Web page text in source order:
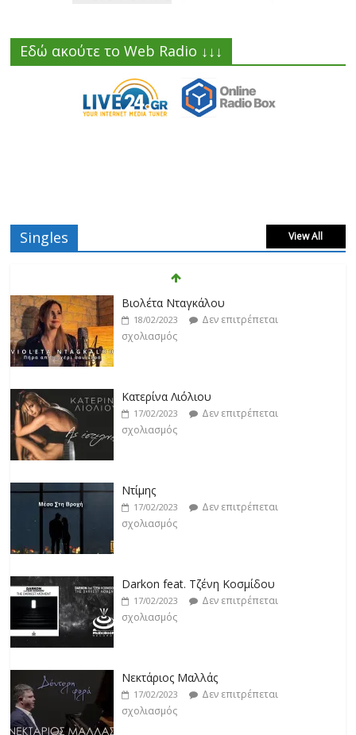
Εδώ ακούτε το Web Radio ↓↓↓
Singles View All
Βιολέτα Νταγκάλου
18/02/2023
Δεν επιτρέπεται
σχολιασμός
Κατερίνα Λιόλιου
17/02/2023
Δεν επιτρέπεται
σχολιασμός
Ντίμης
17/02/2023
Δεν επιτρέπεται
σχολιασμός
Darkon feat. Τζένη Κοσμίδου
17/02/2023
Δεν επιτρέπεται
σχολιασμός
Νεκτάριος Μαλλάς
17/02/2023
Δεν επιτρέπεται
σχολιασμός